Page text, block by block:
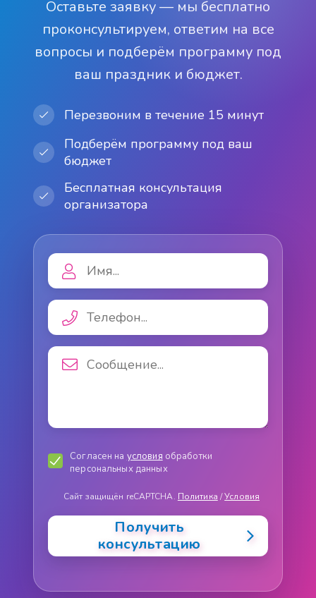
Оставьте заявку — мы бесплатно
проконсультируем, ответим на все
вопросы и подберём программу под
ваш праздник и бюджет.
Перезвоним в течение 15 минут
Подберём программу под ваш
бюджет
Бесплатная консультация
организатора
Согласен на условия обработки
персональных данных
Сайт защищён reCAPTCHA. Политика /Условия
Получить
консультацию